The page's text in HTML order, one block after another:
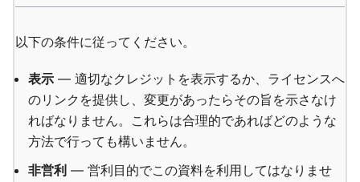
以下の条件に従ってください。
表示 — 適切なクレジットを表示するか、ライセンスへ
のリンクを提供し、変更があったらその旨を示さなけ
ればなりません。これらは合理的であればどのような
方法で行っても構いません。
非営利 — 営利目的でこの資料を利用してはなりませ